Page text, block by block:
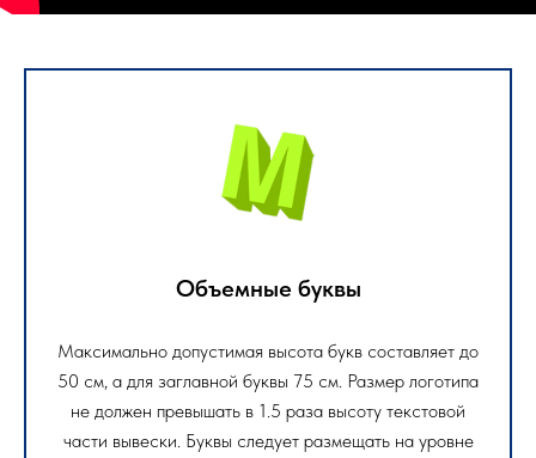
Объемные буквы
Максимально допустимая высота букв составляет до
50 см, а для заглавной буквы 75 см. Размер логотипа
не должен превышать в 1.5 раза высоту текстовой
части вывески. Буквы следует размещать на уровне